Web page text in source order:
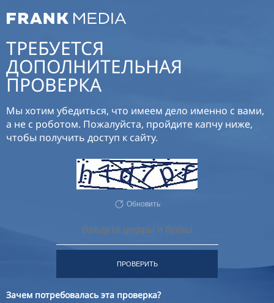
ТРЕБУЕТСЯ
ДОПОЛНИТЕЛЬНАЯ
ПРОВЕРКА
Мы хотим убедиться, что имеем дело именно с вами,
а не с роботом. Пожалуйста, пройдите капчу ниже,
чтобы получить доступ к сайту.
Обновить
ПРОВЕРИТЬ
Зачем потребовалась эта проверка?